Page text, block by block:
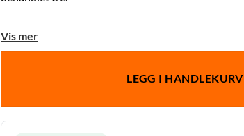
Vis mer
LEGG I HANDLEKURV